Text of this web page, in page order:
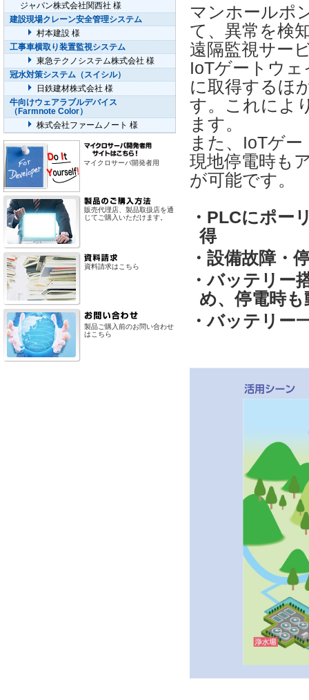
マンホールポ
て、異常を検
遠隔監視サー
IoTゲートウ
に取得するほ
す。これによ
ます。
また、IoTゲ
現地停電時も
が可能です。
・PLCにポー
得
・設備故障・
・バッテリー
め、停電時も
・バッテリー
ジャパン株式会社関西社 様
建設現場クレーン安全管理システム
村本建設 様
工事車横取り装置監視システム
東急テクノシステム株式会社 様
冠水対策システム（スイシル）
日鉄建材株式会社 様
牛向けウェアラブルデバイス
（Farmnote Color）
株式会社ファームノート 様
マイクロサーバ開発者用
販売代理店、製品取扱店を通
じてご購入いただけます。
資料請求はこちら
製品ご購入前のお問い合わせ
はこちら